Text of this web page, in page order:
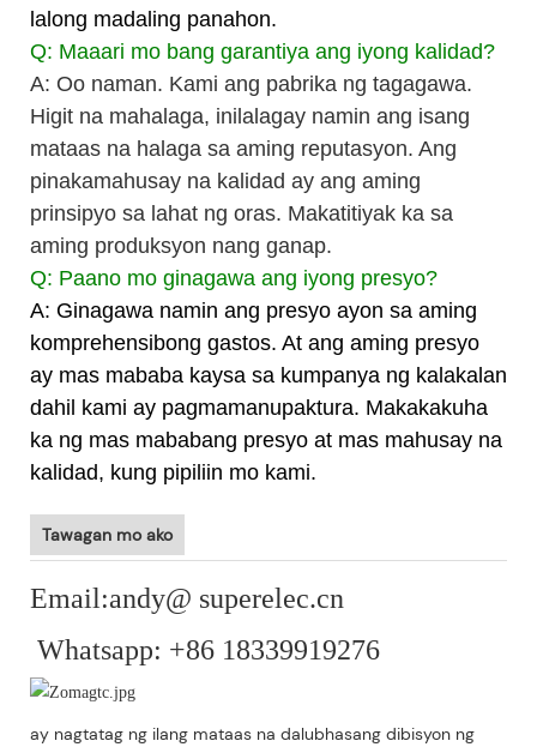
lalong madaling panahon.
Q: Maaari mo bang garantiya ang iyong kalidad?
A: Oo naman. Kami ang pabrika ng tagagawa.
Higit na mahalaga, inilalagay namin ang isang
mataas na halaga sa aming reputasyon. Ang
pinakamahusay na kalidad ay ang aming
prinsipyo sa lahat ng oras. Makatitiyak ka sa
aming produksyon nang ganap.
Q: Paano mo ginagawa ang iyong presyo?
A: Ginagawa namin ang presyo ayon sa aming
komprehensibong gastos. At ang aming presyo
ay mas mababa kaysa sa kumpanya ng kalakalan
dahil kami ay pagmamanupaktura. Makakakuha
ka ng mas mababang presyo at mas mahusay na
kalidad, kung pipiliin mo kami.
Tawagan mo ako
Email:andy@ superelec.cn
Whatsapp: +86 18339919276
ay nagtatag ng ilang mataas na dalubhasang dibisyon ng